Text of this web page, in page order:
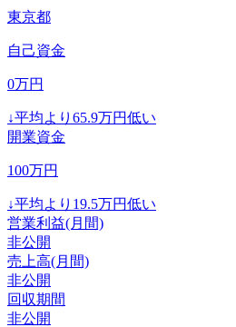
東京都
自己資金
0万円
↓平均より 65.9万円低い
開業資金
100万円
↓平均より 19.5万円低い
営業利益(月間)
非公開
売上高(月間)
非公開
回収期間
非公開